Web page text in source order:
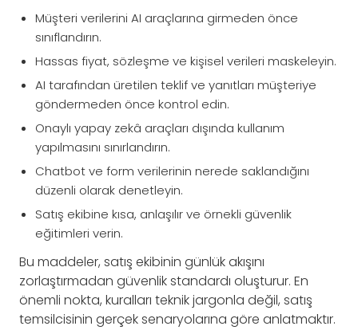
Müşteri verilerini AI araçlarına girmeden önce
sınıflandırın.
Hassas fiyat, sözleşme ve kişisel verileri maskeleyin.
AI tarafından üretilen teklif ve yanıtları müşteriye
göndermeden önce kontrol edin.
Onaylı yapay zekâ araçları dışında kullanım
yapılmasını sınırlandırın.
Chatbot ve form verilerinin nerede saklandığını
düzenli olarak denetleyin.
Satış ekibine kısa, anlaşılır ve örnekli güvenlik
eğitimleri verin.
Bu maddeler, satış ekibinin günlük akışını
zorlaştırmadan güvenlik standardı oluşturur. En
önemli nokta, kuralları teknik jargonla değil, satış
temsilcisinin gerçek senaryolarına göre anlatmaktır.